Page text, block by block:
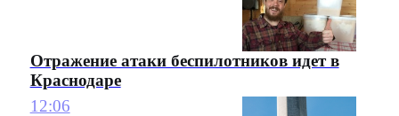
Отражение атаки беспилотников идет в
Краснодаре
12:06